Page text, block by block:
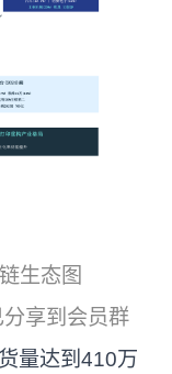
生态图
享到会员群
量达到410万